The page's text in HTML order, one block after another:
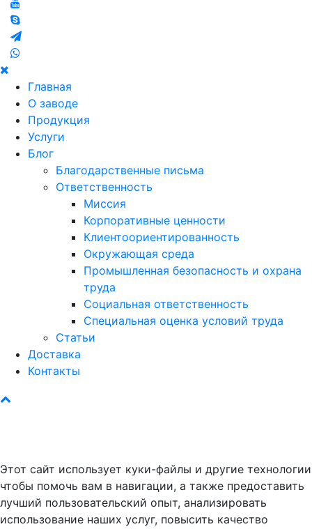
Главная
О заводе
Продукция
Услуги
Блог
Благодарственные письма
Ответственность
Миссия
Корпоративные ценности
Клиентоориентированность
Окружающая среда
Промышленная безопасность и охрана
труда
Социальная ответственность
Специальная оценка условий труда
Статьи
Доставка
Контакты
Этот сайт использует куки-файлы и другие
чтобы помочь вам в навигации, а также предоставить
лучший пользовательский опыт, анализировать
использование наших услуг, повысить качество